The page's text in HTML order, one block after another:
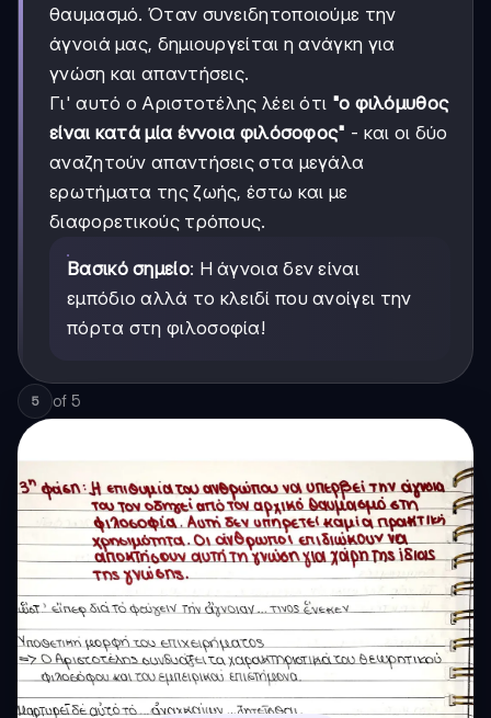
θαυμασμό. Όταν συνειδητοποιούμε την
άγνοιά μας, δημιουργείται η ανάγκη για
γνώση και απαντήσεις.
Γι' αυτό ο Αριστοτέλης λέει ότι "ο φιλόμυθος
είναι κατά μία έννοια φιλόσοφος" - και οι δύο
αναζητούν απαντήσεις στα μεγάλα
ερωτήματα της ζωής, έστω και με
διαφορετικούς τρόπους.
Βασικό σημείο: Η άγνοια δεν είναι
εμπόδιο αλλά το κλειδί που ανοίγει την
πόρτα στη φιλοσοφία!
5 of 5